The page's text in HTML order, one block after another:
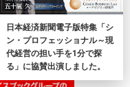
日本経済新聞電子版特集「シ
ン・プロフェッショナル～現
代経営の担い手を1分で探
る」に協賛出演しました。